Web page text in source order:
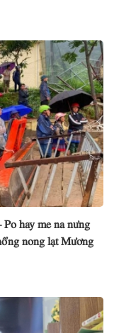
hay me na nưng
nong lạt Mương